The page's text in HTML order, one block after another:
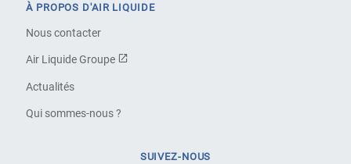
À PROPOS D'AIR LIQUIDE
Nous contacter
Air Liquide Groupe
Actualités
Qui sommes-nous ?
SUIVEZ-NOUS